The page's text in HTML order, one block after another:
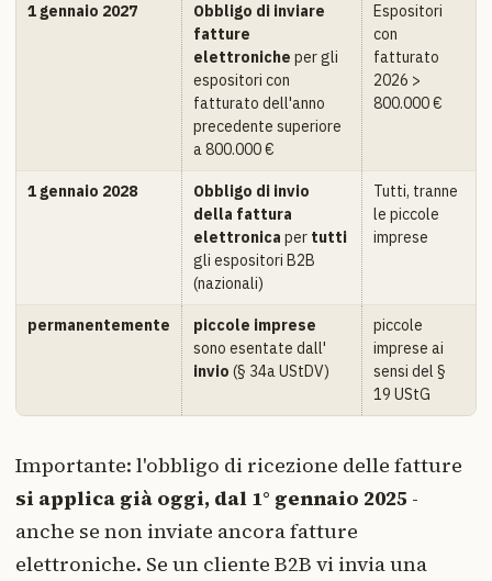
1 gennaio 2027
Obbligo di inviare
fatture
elettroniche per gli
espositori con
fatturato dell'anno
precedente superiore
a 800.000 €
Espositori
con
fatturato
2026 >
800.000 €
1 gennaio 2028
Obbligo di invio
della fattura
elettronica per tutti
gli espositori B2B
(nazionali)
Tutti, tranne
le piccole
imprese
permanentemente
piccole imprese
sono esentate dall'
invio (§ 34a UStDV)
piccole
imprese ai
sensi del §
19 UStG
Importante: l'obbligo di ricezione delle fatture
si applica già oggi, dal 1° gennaio 2025 -
anche se non inviate ancora fatture
elettroniche. Se un cliente B2B vi invia una